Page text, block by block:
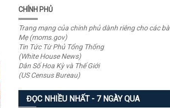
CHÍNH PHỦ
Trang mạng của chính phủ dành riêng cho các bà
Mẹ (moms.gov)
Tin Tức Từ Phủ Tổng Thống
(White House News)
Dân Số Hoa Kỳ và Thế Giới
(US Census Bureau)
ĐỌC NHIỀU NHẤT - 7 NGÀY QUA